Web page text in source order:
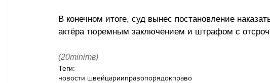
В конечном итоге, суд вынес постановление
актёра тюремным заключением и штрафом с
(20min/тв)
Теги:
новости швейцарииправопорядокправо